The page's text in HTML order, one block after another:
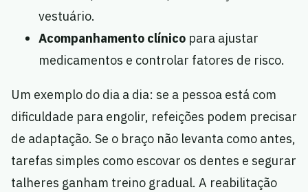
vestuário.
Acompanhamento clínico para ajustar
medicamentos e controlar fatores de risco.
Um exemplo do dia a dia: se a pessoa está com
dificuldade para engolir, refeições podem precisar
de adaptação. Se o braço não levanta como antes,
tarefas simples como escovar os dentes e segurar
talheres ganham treino gradual. A reabilitação